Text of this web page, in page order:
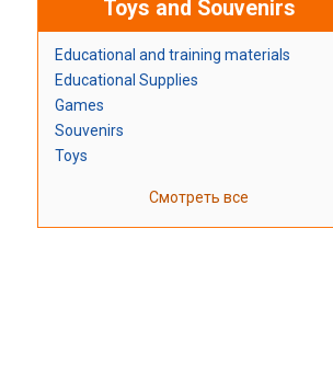
Toys and Souvenirs
Educational and training materials
Educational Supplies
Games
Souvenirs
Toys
Смотреть все